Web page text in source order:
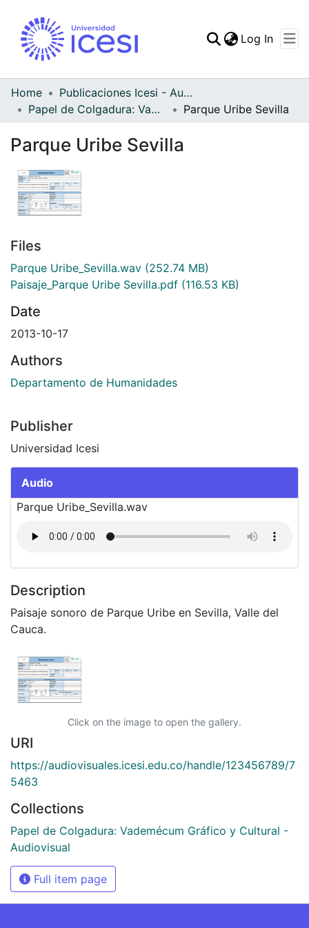
Statistics
Log In
Home
Publicaciones Icesi - Audiovisual
Papel de Colgadura: Vademécum Gráfico y Cultural - Audiovisual
Parque Uribe Sevilla
Parque Uribe Sevilla
Files
Parque Uribe_Sevilla.wav (252.74 MB)
Paisaje_Parque Uribe Sevilla.pdf (116.53 KB)
Date
2013-10-17
Authors
Departamento de Humanidades
Publisher
Universidad Icesi
Audio
Parque Uribe_Sevilla.wav
Description
Paisaje sonoro de Parque Uribe en Sevilla, Valle del
Cauca.
Click on the image to open the gallery.
URI
https://audiovisuales.icesi.edu.co/handle/123456789/7
5463
Collections
Papel de Colgadura: Vademécum Gráfico y Cultural -
Audiovisual
Full item page